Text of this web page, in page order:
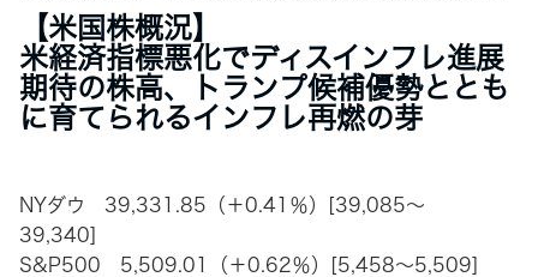
【米国株概況】
米経済指標悪化でディスインフレ進展
期待の株高、トランプ候補優勢ととも
に育てられるインフレ再燃の芽
NYダウ 39,331.85（＋0.41％）[39,085～
39,340]
S&P500 5,509.01（＋0.62％）[5,458～5,509]